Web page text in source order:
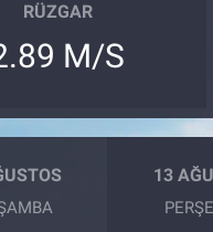
RÜZGAR
M/S
13